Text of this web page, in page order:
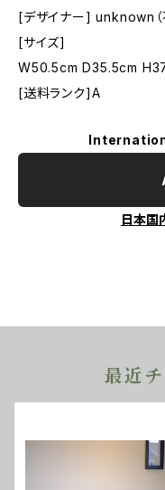
[デザイナー] unknown（
[サイズ]
W50.5cm D35.5cm
[送料ランク]A
日本国
最近